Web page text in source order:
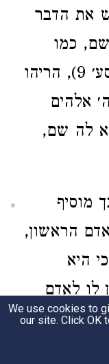
את הדבר
כמו
שכתבתי למעלה (הקדמה, סע׳ 9), הריהו
אלהים
לה שם,
מוסיף
הראשון,
היא
לו לאדם
ומלבד
We use cookies to
our site. Click OK